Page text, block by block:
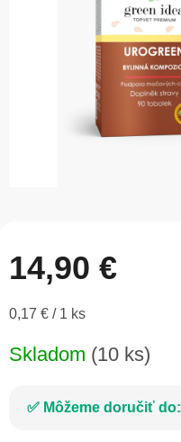
14,90 €
Jednotková
0,17 € / 1 ks
Skladom (10 ks)
Môžeme doručiť do: